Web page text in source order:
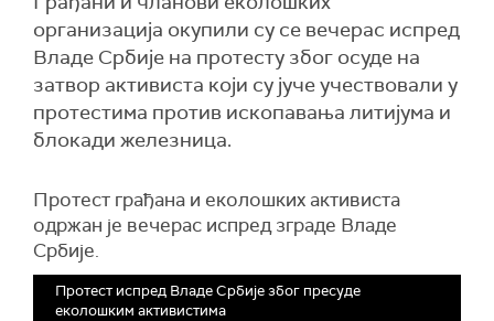
организација окупили су се вечерас испред
Владе Србије на протесту због осуде на
затвор активиста који су јуче учествовали у
протестима против ископавања литијума и
блокади железница.
Протест грађана и еколошких активиста
одржан је вечерас испред зграде Владе
Србије.
Протест испред Владе Србије због пресуде
еколошким активистима